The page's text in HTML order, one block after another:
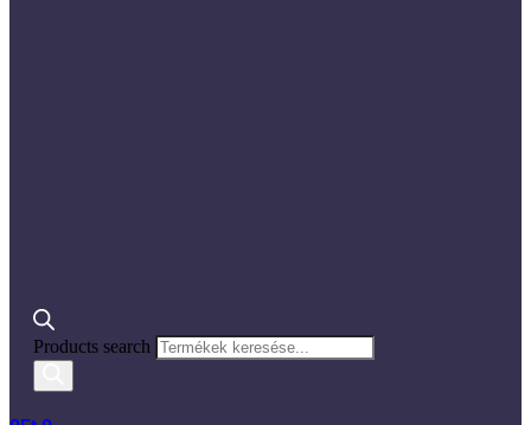
Products search